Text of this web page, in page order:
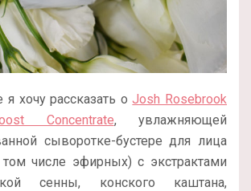
я хочу рассказать оJosh Rosebrook
Concentrate, увлажняющей
сыворотке-бустере для лица
числе эфирных) с экстрактами
сенны, конского каштана,